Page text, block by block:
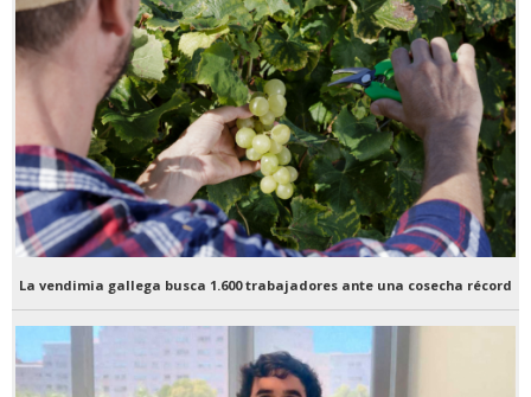
La vendimia gallega busca 1.600 trabajadores ante una cosecha récord